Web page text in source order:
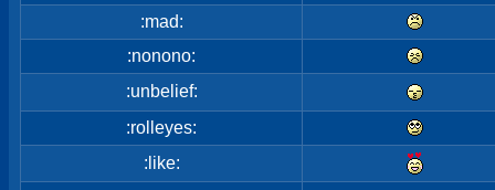
:mad:
:nonono:
:unbelief:
:rolleyes:
:like: